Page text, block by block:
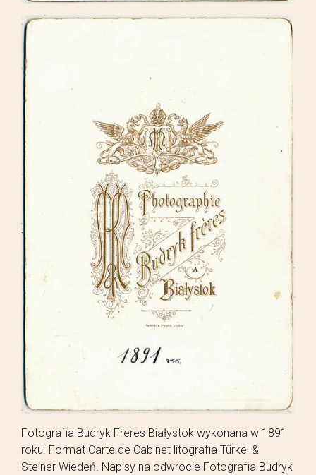
Fotografia Budryk Freres Białystok wykonana w 1891
roku. Format Carte de Cabinet litografia Türkel &
Steiner Wiedeń. Napisy na odwrocie Fotografia Budryk